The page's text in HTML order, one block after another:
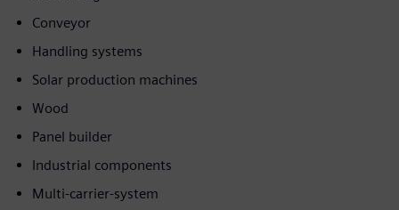
Conveyor
Handling systems
Solar production machines
Wood
Panel builder
Industrial components
Multi-carrier-system